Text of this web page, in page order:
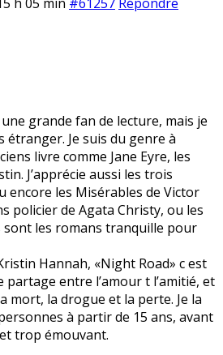
grande fan de lecture, mais je
étranger. Je suis du genre à
livre comme Jane Eyre, les
J’apprécie aussi les trois
encore les Misérables de Victor
policier de Agata Christy, ou les
sont les romans tranquille pour
Hannah, «Night Road» c est
entre l’amour t l’amitié, et
mort, la drogue et la perte. Je la
à partir de 15 ans, avant
trop émouvant.